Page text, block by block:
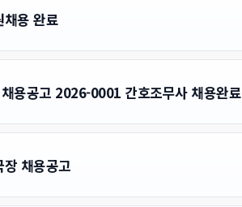
채용 완료
용공고 2026-0001 간호조무사 채용완료
채용공고